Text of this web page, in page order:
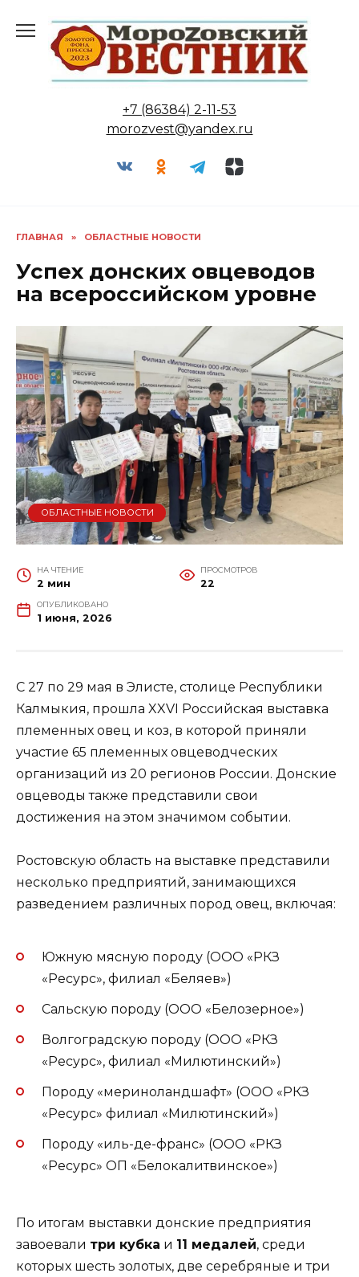
содержанию
+7 (86384) 2-11-53
morozvest@yandex.ru
ГЛАВНАЯ » ОБЛАСТНЫЕ НОВОСТИ
Успех донских овцеводов
на всероссийском уровне
ОБЛАСТНЫЕ НОВОСТИ
НА ЧТЕНИЕ
2 мин
ПРОСМОТРОВ
22
ОПУБЛИКОВАНО
1 июня, 2026
С 27 по 29 мая в Элисте, столице Республики
Калмыкия, прошла XXVI Российская выставка
племенных овец и коз, в которой приняли
участие 65 племенных овцеводческих
организаций из 20 регионов России. Донские
овцеводы также представили свои
достижения на этом значимом событии.
Ростовскую область на выставке представили
несколько предприятий, занимающихся
разведением различных пород овец, включая:
Южную мясную породу (ООО «РКЗ
«Ресурс», филиал «Беляев»)
Сальскую породу (ООО «Белозерное»)
Волгоградскую породу (ООО «РКЗ
«Ресурс», филиал «Милютинский»)
Породу «мериноландшафт» (ООО «РКЗ
«Ресурс» филиал «Милютинский»)
Породу «иль-де-франс» (ООО «РКЗ
«Ресурс» ОП «Белокалитвинское»)
По итогам выставки донские предприятия
завоевали три кубка и 11 медалей, среди
которых шесть золотых, две серебряные и три